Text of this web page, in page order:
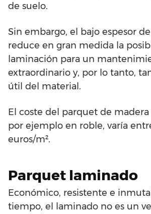
de suelo.
Sin embargo, el bajo espesor
reduce en gran medida la
laminación para un
extraordinario y, por lo tanto,
útil del material.
El coste del parquet de madera
por ejemplo en roble, varía
euros/m².
Parquet laminado
Económico, resistente e
tiempo, el laminado no es un